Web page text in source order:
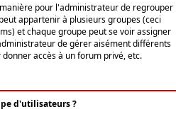
pour l'administrateur de regrouper
appartenir à plusieurs groupes (ceci
et chaque groupe peut se voir assigner
de gérer aisément différents
accès à un forum privé, etc.
d'utilisateurs ?